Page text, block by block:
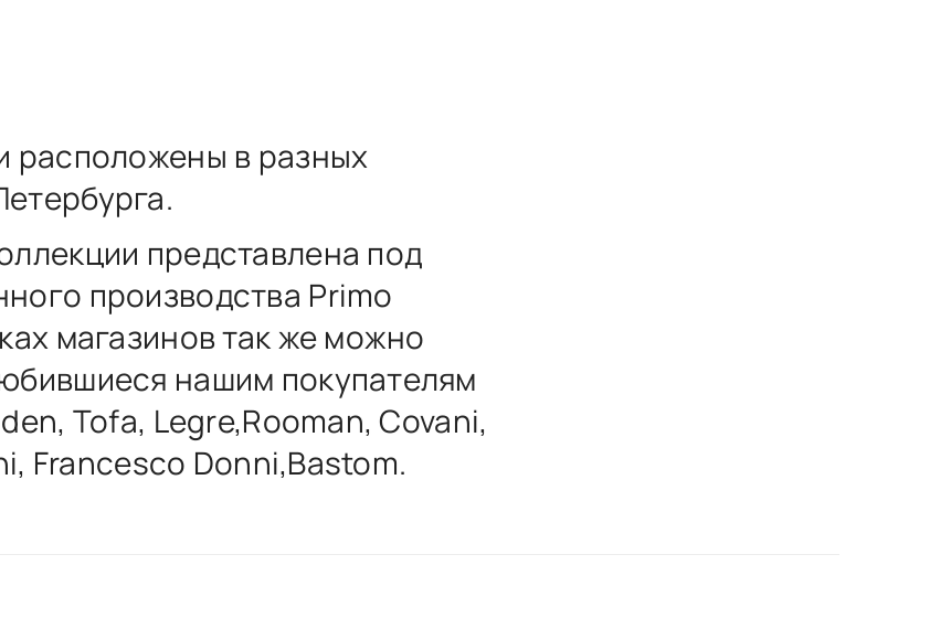
расположены в разных
представлена под
производства Primo
магазинов так же можно
нашим покупателям
Tofa, Legre,Rooman, Covani,
Francesco Donni,Bastom.